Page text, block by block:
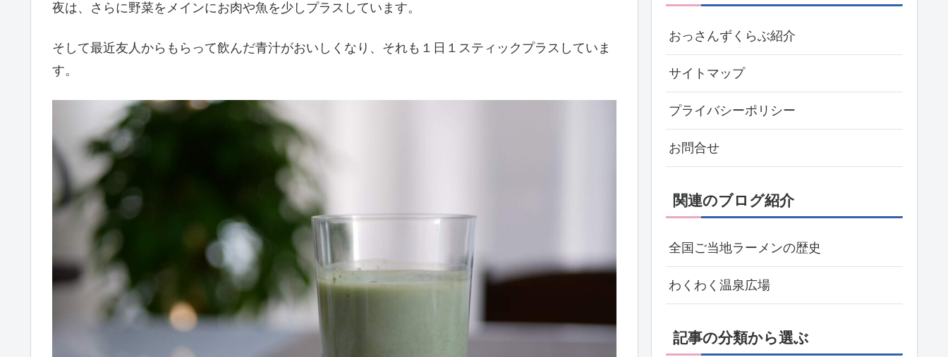
夜は、さらに野菜をメインにお肉や魚を少しプラスしています。
そして最近友人からもらって飲んだ青汁がおいしくなり、それも１日１スティックプラスしていま
す。
おっさんずくらぶ紹介
サイトマップ
プライバシーポリシー
お問合せ
関連のブログ紹介
全国ご当地ラーメンの歴史
わくわく温泉広場
記事の分類から選ぶ